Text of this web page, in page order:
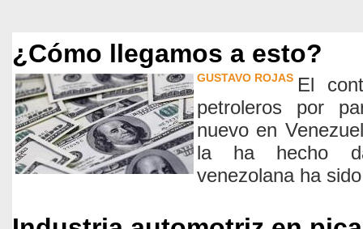
¿Cómo llegamos a esto?
GUSTAVO ROJAS El
petroleros por
nuevo en
la ha hecho
venezolana ha